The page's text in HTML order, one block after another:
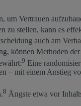
um Vertrauen
zu stellen, kann es
auch am
können Methoden
9 Eine
– mit einem Anstieg
8 Ängste etwa vor